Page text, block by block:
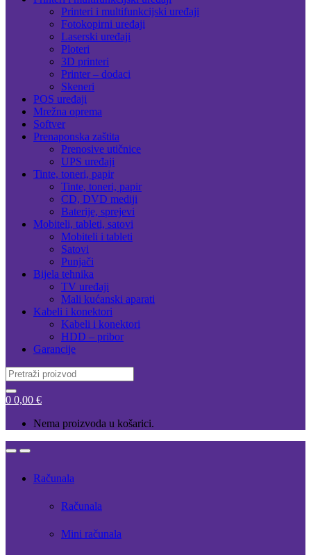
Printeri i multifunkcijski uređaji
Fotokopirni uređaji
Laserski uređaji
Ploteri
3D printeri
Printer – dodaci
Skeneri
POS uređaji
Mrežna oprema
Softver
Prenaponska zaštita
Prenosive utičnice
UPS uređaji
Tinte, toneri, papir
Tinte, toneri, papir
CD, DVD mediji
Baterije, sprejevi
Mobiteli, tableti, satovi
Mobiteli i tableti
Satovi
Punjači
Bijela tehnika
TV uređaji
Mali kućanski aparati
Kabeli i konektori
Kabeli i konektori
HDD – pribor
Garancije
Search
for:
0 0,00 €
Nema proizvoda u košarici.
OpenClose
Računala
Računala
Mini računala